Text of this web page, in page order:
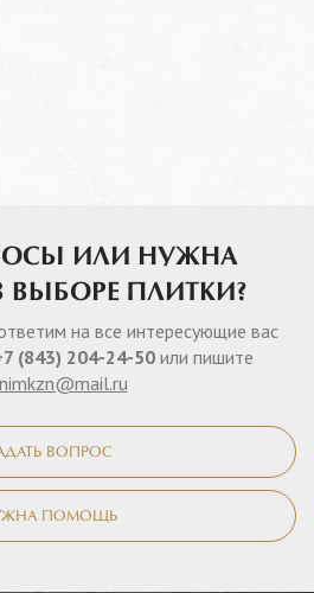
ИЛИ НУЖНА
ПЛИТКИ?
на все интересующие вас
(843) 204-24-50 или пишите
ВОПРОС
ПОМОЩЬ